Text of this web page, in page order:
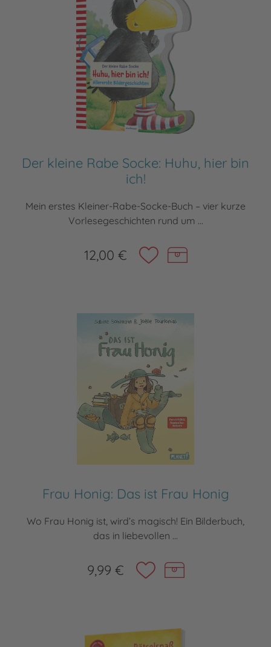
Der kleine Rabe Socke: Huhu, hier bin
ich!
Mein erstes Kleiner-Rabe-Socke-Buch – vier kurze
Vorlesegeschichten rund um ...
12,00 €
Frau Honig: Das ist Frau Honig
Wo Frau Honig ist, wird’s magisch! Ein Bilderbuch,
das in liebevollen ...
9,99 €